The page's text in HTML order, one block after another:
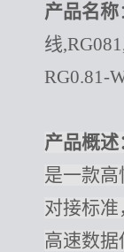
产品名称
线
RG0.81-
产品概述
是一款
对接标准
高速数据